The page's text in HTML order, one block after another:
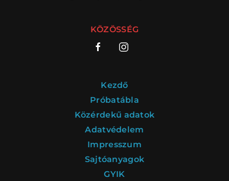
KÖZREMŰKÖDŐK:
SZAKMAI BIZOTTSÁG
MENTOROK
ELŐADÁSOK
KÖZÖSSÉG
Kezdő
Próbatábla
Közérdekű adatok
Adatvédelem
Impresszum
Sajtóanyagok
GYIK